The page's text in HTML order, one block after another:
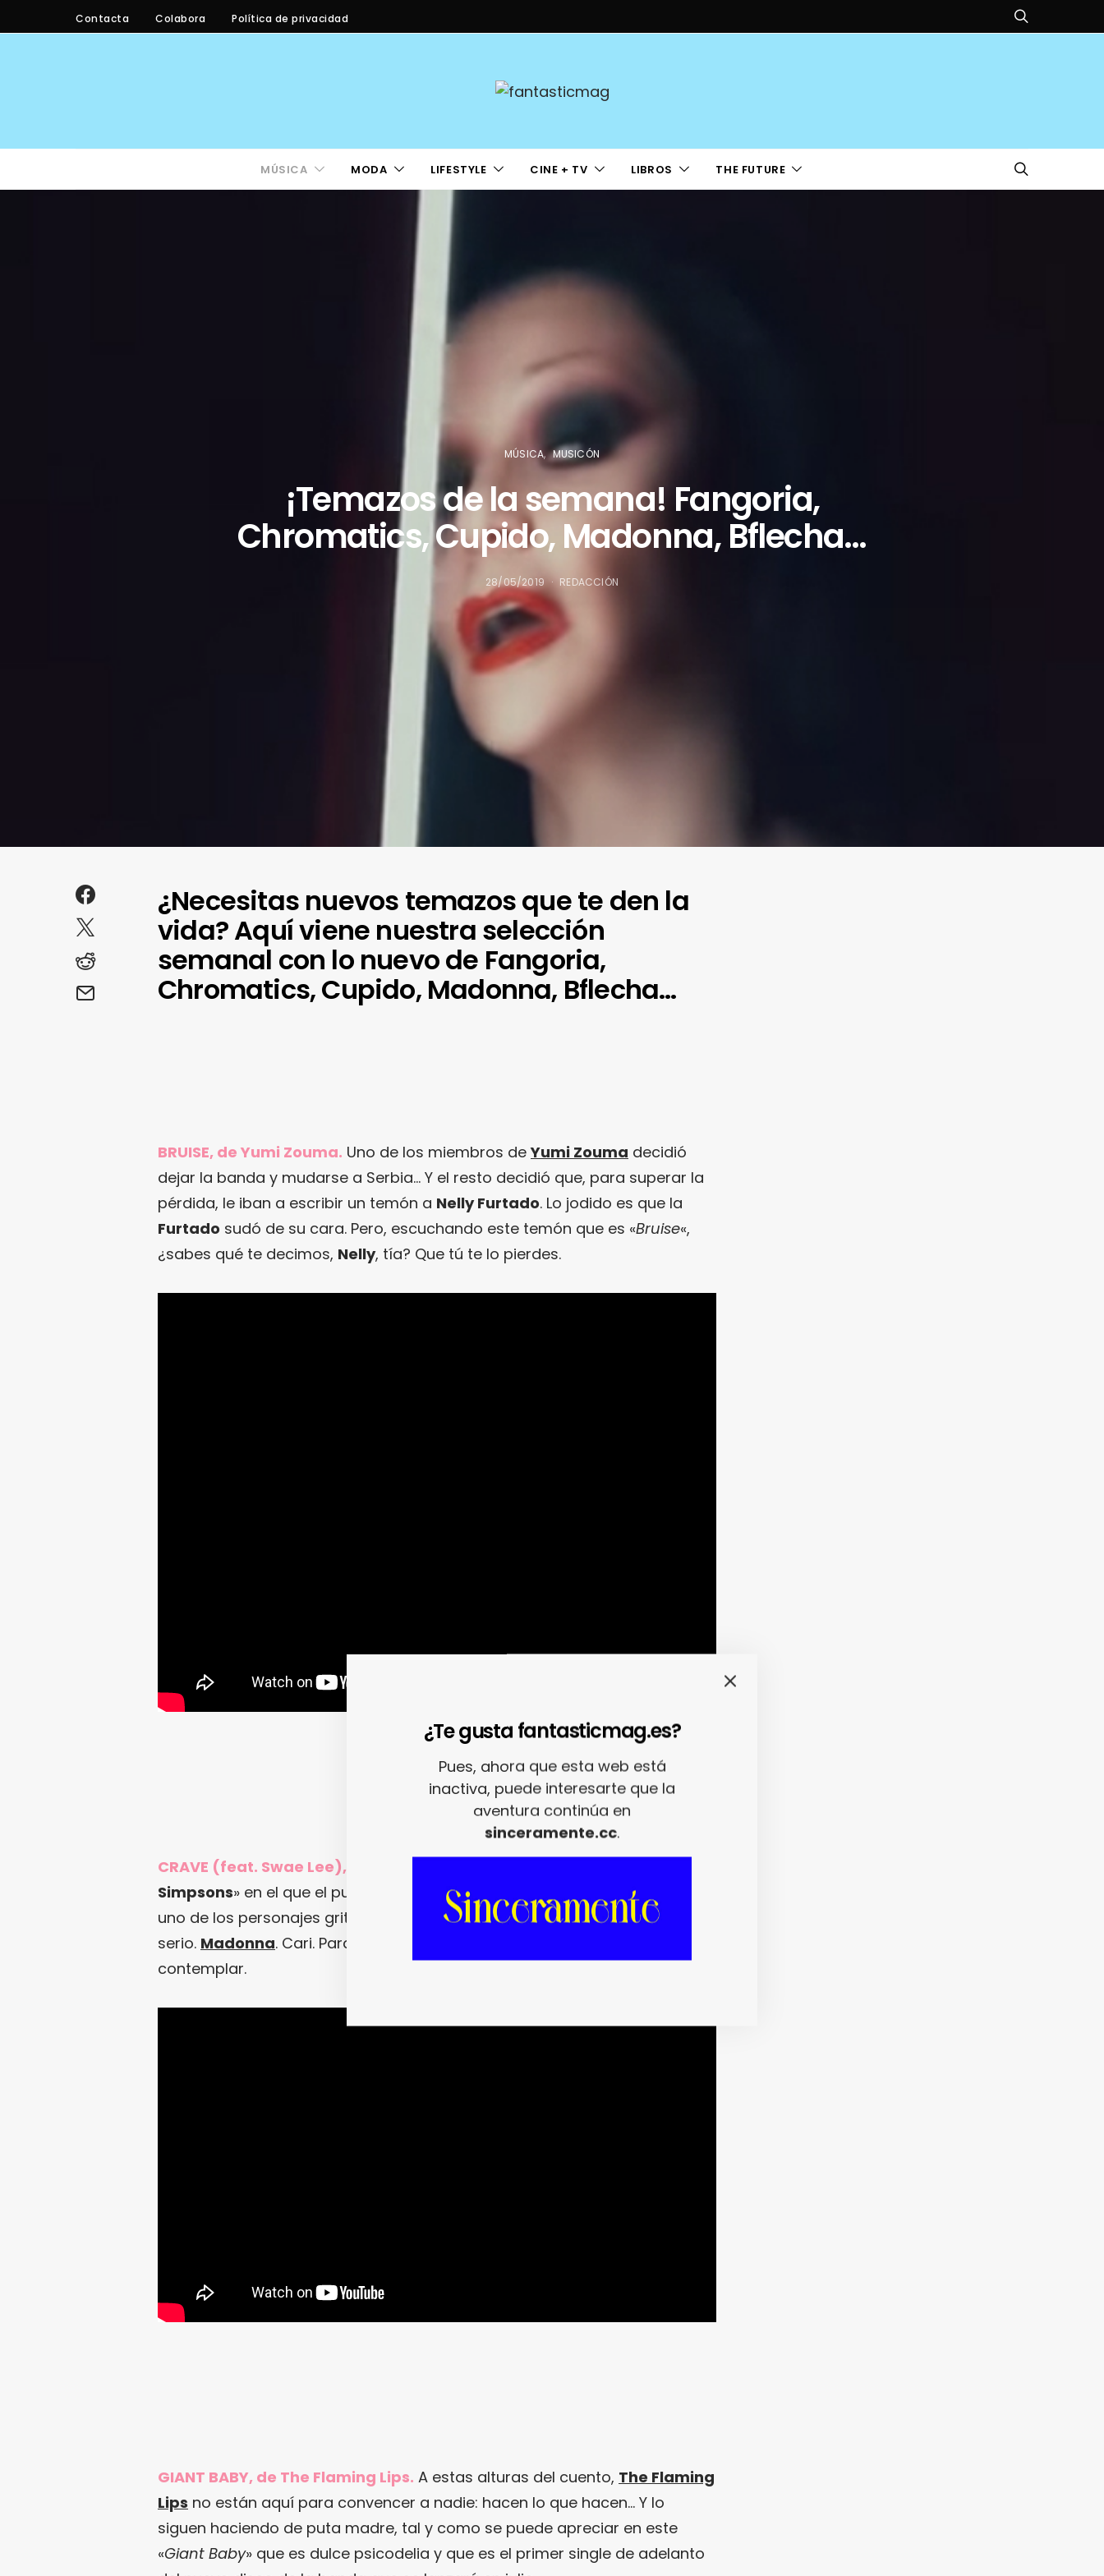
Contacta Colabora Política de privacidad
MÚSICA MODA LIFESTYLE CINE + TV LIBROS THE FUTURE
MÚSICA MUSICÓN
¡Temazos de la semana! Fangoria,
Chromatics, Cupido, Madonna, Bflecha…
28/05/2019 REDACCIÓN
¿Necesitas nuevos temazos que te den la
vida? Aquí viene nuestra selección
semanal con lo nuevo de Fangoria,
Chromatics, Cupido, Madonna, Bflecha…
BRUISE, de Yumi Zouma. Uno de los miembros deYumi Zouma decidió
dejar la banda y mudarse a Serbia… Y el resto decidió que, para superar la
pérdida, le iban a escribir un temón a Nelly Furtado. Lo jodido es que la
Furtado sudó de su cara. Pero, escuchando este temón que es «Bruise«,
¿sabes qué te decimos, Nelly, tía? Que tú te lo pierdes.
CRAVE (feat. Swae Lee), de Madonna.
Simpsons» en el que el pueblo de Springfield está apaleando a alguien y
uno de los personajes grita «
dejadle, ya está muerto«? Pues eso mismo. En
serio. Madonna. Cari. Para. Esto empieza a ser muy pero que muy triste de
contemplar.
GIANT BABY, de The Flaming Lips. A estas alturas del cuento, The Flaming
Lips no están aquí para convencer a nadie: hacen lo que hacen… Y lo
siguen haciendo de puta madre, tal y como se puede apreciar en este
«Giant Baby» que es dulce psicodelia y que es el primer single de adelanto
¿Te gusta fantasticmag.es?
Pues, ahora que esta web está
inactiva, puede interesarte que la
aventura continúa en
sinceramente.cc.